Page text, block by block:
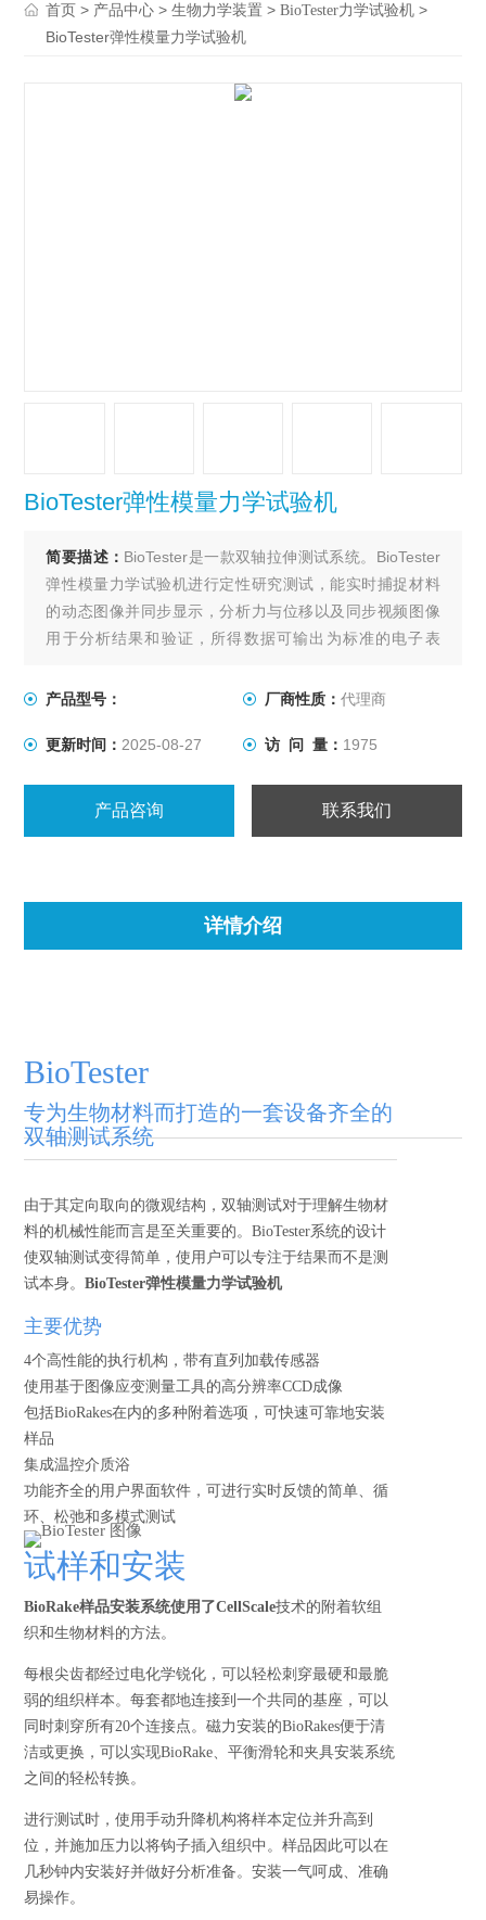
首页 > 产品中心 >生物力学装置 >BioTester力学试验机 >
BioTester弹性模量力学试验机
BioTester弹性模量力学试验机
简要描述： BioTester是一款双轴拉伸测试系统。BioTester
弹性模量力学试验机进行定性研究测试，能实时捕捉材料
的动态图像并同步显示，分析力与位移以及同步视频图像
用于分析结果和验证，所得数据可输出为标准的电子表
X、Y轴处于同一个平面上，能对平面组织进行单轴或双轴
等轴双向加载都很容易规定。夹具可选多种测量模式。
产品型号： 厂商性质： 代理商
更新时间： 2025-08-27 访 问 量： 1975
产品咨询 联系我们
详情介绍
BioTester
专为生物材料而打造的一套设备齐全的
双轴测试系统
由于其定向取向的微观结构，双轴测试对于理解生物材
料的机械性能而言是至关重要的。BioTester系统的设计
使双轴测试变得简单，使用户可以专注于结果而不是测
试本身。BioTester弹性模量力学试验机
主要优势
4个高性能的执行机构，带有直列加载传感器
使用基于图像应变测量工具的高分辨率CCD成像
包括BioRakes在内的多种附着选项，可快速可靠地安装
样品
集成温控介质浴
功能齐全的用户界面软件，可进行实时反馈的简单、循
环、松弛和多模式测试
试样和安装
BioRake样品安装系统使用了CellScale技术的附着软组
织和生物材料的方法。
每根尖齿都经过电化学锐化，可以轻松刺穿最硬和最脆
弱的组织样本。每套都地连接到一个共同的基座，可以
同时刺穿所有20个连接点。磁力安装的BioRakes便于清
洁或更换，可以实现BioRake、平衡滑轮和夹具安装系统
之间的轻松转换。
进行测试时，使用手动升降机构将样本定位并升高到
位，并施加压力以将钩子插入组织中。样品因此可以在
几秒钟内安装好并做好分析准备。安装一气呵成、准确
易操作。